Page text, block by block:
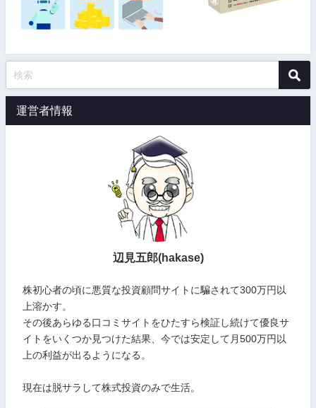
運営者情報
辺見五郎(hakase)
株初心者の頃に悪質な投資顧問サイトに騙されて300万円以
上溶かす。
その後あらゆる口コミサイトをひたすら検証し続けて優良サ
イトをいくつか見つけた結果、今では安定して月500万円以
上の利益が出るようになる。
現在は脱サラして株式投資のみで生活。